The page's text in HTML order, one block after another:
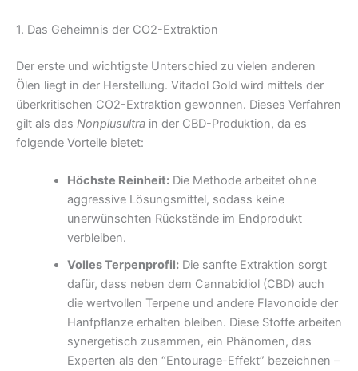
1. Das Geheimnis der CO2-Extraktion
Der erste und wichtigste Unterschied zu vielen anderen
Ölen liegt in der Herstellung. Vitadol Gold wird mittels der
überkritischen CO2-Extraktion gewonnen. Dieses Verfahren
gilt als das Nonplusultra in der CBD-Produktion, da es
folgende Vorteile bietet:
Höchste Reinheit:Die Methode arbeitet ohne
aggressive Lösungsmittel, sodass keine
unerwünschten Rückstände im Endprodukt
verbleiben.
Volles Terpenprofil:Die sanfte Extraktion sorgt
dafür, dass neben dem Cannabidiol (CBD) auch
die wertvollen Terpene und andere Flavonoide der
Hanfpflanze erhalten bleiben. Diese Stoffe arbeiten
synergetisch zusammen, ein Phänomen, das
Experten als den “Entourage-Effekt” bezeichnen –